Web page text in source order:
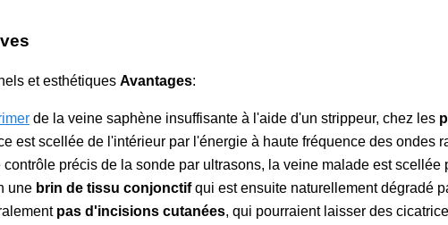
et esthétiques Avantages:
de la veine saphène insuffisante à l'aide d'un strippeur, chez les
est scellée de l'intérieur par l'énergie à haute fréquence des ondes
précis de la sonde par ultrasons, la veine malade est scellée
une brin de tissu conjonctifqui est ensuite naturellement dégradé
pas d'incisions cutanées, qui pourraient laisser des